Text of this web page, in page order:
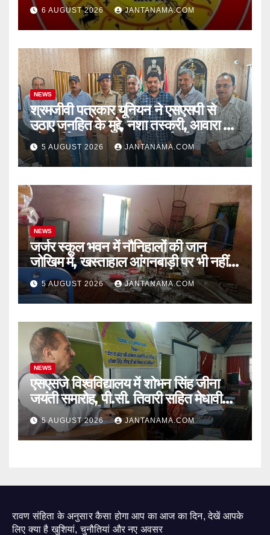
6 AUGUST 2026 JANTANAMA.COM
NEWS
श्रमजीवी पत्रकार यूनियन ने एसएसपी से
उठाए जनहित के मुद्दे, नशा तस्करी, आवारा पशु
और पार्किंग व्यवस्था पर की कार्रवाई की मांग
5 AUGUST 2026 JANTANAMA.COM
NEWS
जर्जर स्कूल भवन में नौनिहालों की जान
जोखिम में, खस्ताहाल आंगनबाड़ी पर भी नहीं
जागा प्रशासन
5 AUGUST 2026 JANTANAMA.COM
NEWS
एसएसजे विश्वविद्यालय में शोभन सिंह जीना
जयंती समारोह, पी.सी. तिवारी सहित मेधावी
छात्र हुए सम्मानित
5 AUGUST 2026 JANTANAMA.COM
रावण संहिता के अनुसार कैसा होगा आप का आज का दिन, देखें आपके
लिए क्या है खुशियां, चुनौतियां और नए अवसर